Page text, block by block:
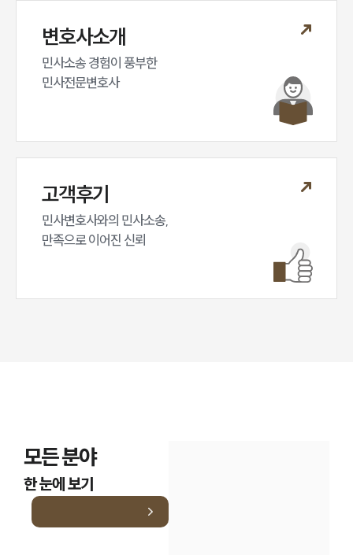
변호사소개
민사소송 경험이 풍부한
민사전문변호사
고객후기
민사변호사와의 민사소송,
만족으로 이어진 신뢰
모든 분야
한 눈에 보기